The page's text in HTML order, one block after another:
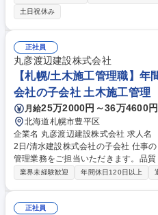
育体制も完備。具体的職務は備考欄を参照ください
図業務、建設事務業務などに関する
用した業務も全体の2割ほどございま
し・見積書入力/着工前書類・施工要
修正/竣工書類・写真帳作成/新規入場
成/書類のデータ化、保管など。 ※現
ートを行って頂きます。 募集職種 【大阪/建設アシスト】施工管理を支え
る事務職/残業2時間程/完全週休2日◎
土日祝休み
正社員
丸彦渡辺建設株式会社
【札幌/土木施工管理職】
会社の子会社 土木施工管理
月給25万2000円～36万4600円
北海道札幌市豊平区
企業名 丸彦渡辺建設株式会社 求人名 【札幌/土木施工管理職】年間休日12
2日/清水建設株式会社の子会社 仕事の内容 ■土木関連作業所における施工
管理業務をご担当いただきます。品
理など、施工計画書の作成から竣工
などにも携わっています。 【資格手
業界未経験歓迎 年間休日120日以上
正社員